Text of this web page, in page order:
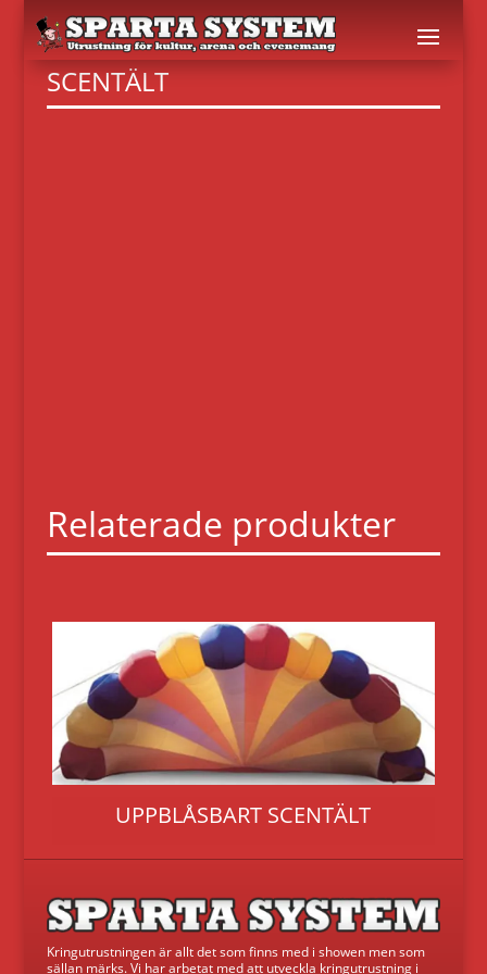
SCENTÄLT
Relaterade produkter
UPPBLÅSBART SCENTÄLT
Kringutrustningen är allt det som finns med i showen men som
sällan märks. Vi har arbetat med att utveckla kringutrustning i